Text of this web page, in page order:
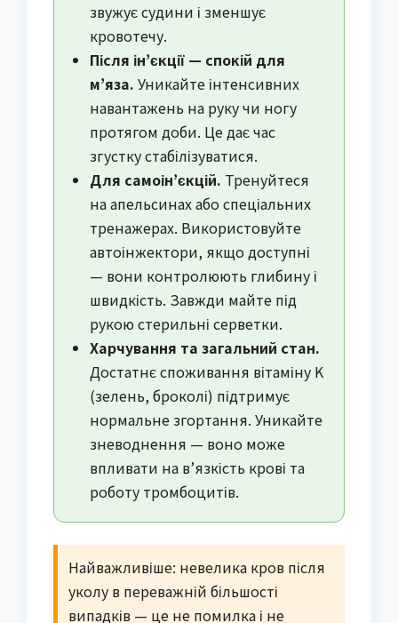
звужує судини і зменшує
кровотечу.
Після ін’єкції — спокій для
м’яза. Уникайте інтенсивних
навантажень на руку чи ногу
протягом доби. Це дає час
згустку стабілізуватися.
Для самоін’єкцій. Тренуйтеся
на апельсинах або спеціальних
тренажерах. Використовуйте
автоінжектори, якщо доступні
— вони контролюють глибину і
швидкість. Завжди майте під
рукою стерильні серветки.
Харчування та загальний стан.
Достатнє споживання вітаміну K
(зелень, броколі) підтримує
нормальне згортання. Уникайте
зневоднення — воно може
впливати на в’язкість крові та
роботу тромбоцитів.
Найважливіше: невелика кров після
уколу в переважній більшості
випадків — це не помилка і не